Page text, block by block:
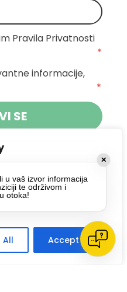
browsing experience,
and analyze our
you consent to our use
All Accept All
Pravila Privatnosti
*
informacije,
*
SE
za
Otoka te se
✕
u vaš izvor informacija
te održivom i
otoka!